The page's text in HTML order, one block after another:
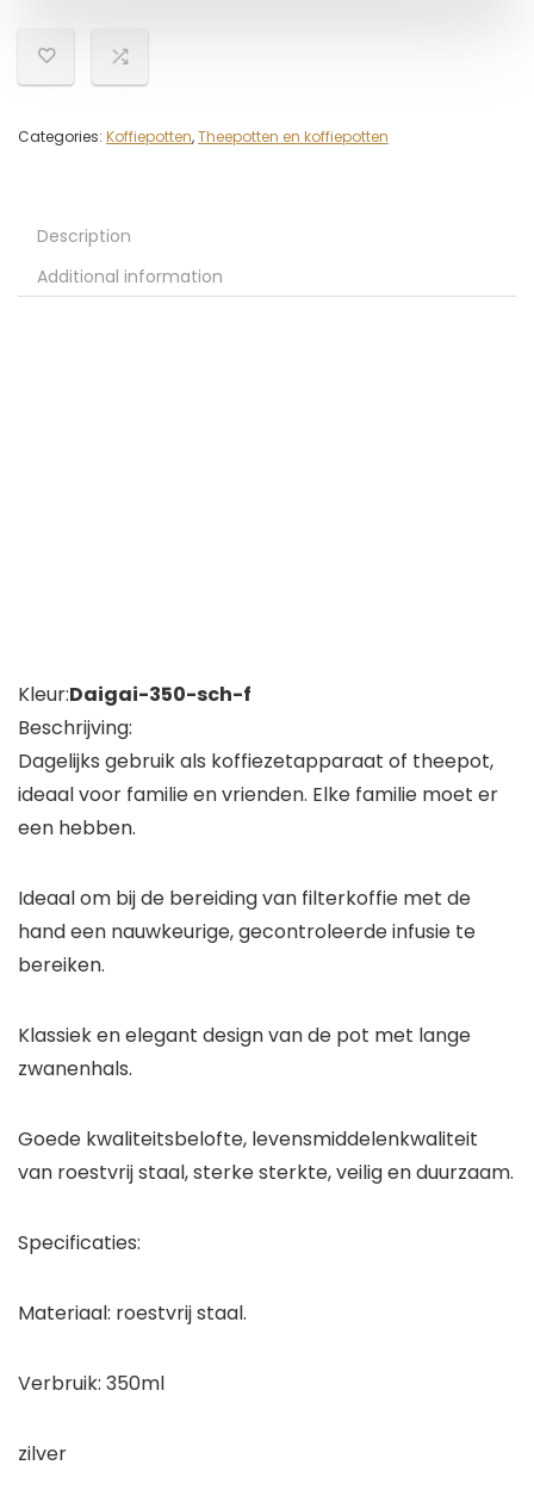
Categories: Koffiepotten,Theepotten en koffiepotten
Description
Additional information
Kleur:Daigai-350-sch-f
Beschrijving:
Dagelijks gebruik als koffiezetapparaat of theepot,
ideaal voor familie en vrienden. Elke familie moet er
een hebben.
Ideaal om bij de bereiding van filterkoffie met de
hand een nauwkeurige, gecontroleerde infusie te
bereiken.
Klassiek en elegant design van de pot met lange
zwanenhals.
Goede kwaliteitsbelofte, levensmiddelenkwaliteit
van roestvrij staal, sterke sterkte, veilig en duurzaam.
Specificaties:
Materiaal: roestvrij staal.
Verbruik: 350ml
zilver